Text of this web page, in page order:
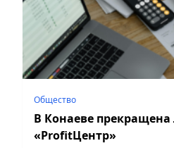
Общество
В Конаеве
«ProfitЦентр»